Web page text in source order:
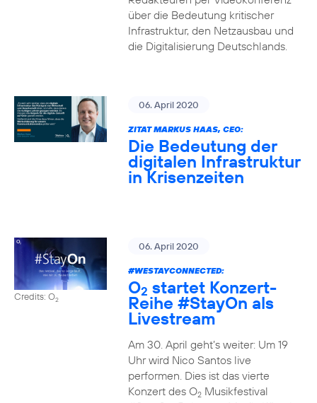
über die Bedeutung kritischer
Infrastruktur, den Netzausbau und
die Digitalisierung Deutschlands.
06. April 2020
ZITAT MARKUS HAAS, CEO:
Die Bedeutung der
digitalen Infrastruktur
in Krisenzeiten
Credits: O2
06. April 2020
#WESTAYCONNECTED:
O2 startet Konzert-
Reihe #StayOn als
Livestream
Am 30. April geht’s weiter: Um 19
Uhr wird Nico Santos live
performen. Dies ist das vierte
Konzert des O2Musikfestival